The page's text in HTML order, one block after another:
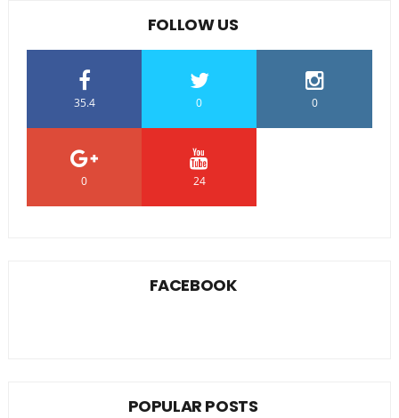
FOLLOW US
35.4 0 0
0 24
FACEBOOK
POPULAR POSTS